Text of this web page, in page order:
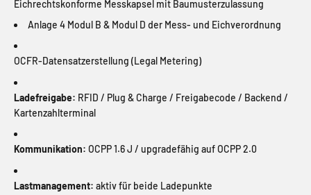
Eichrechtskonforme Messkapsel mit Baumusterzulassung
Anlage 4 Modul B & Modul D der Mess- und Eichverordnung
OCFR-Datensatzerstellung (Legal Metering)
Ladefreigabe: RFID / Plug & Charge / Freigabecode / Backend /
Kartenzahlterminal
Kommunikation: OCPP 1.6 J / upgradefähig auf OCPP 2.0
Lastmanagement: aktiv für beide Ladepunkte